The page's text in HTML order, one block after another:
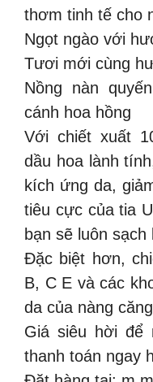
thơm tinh tế cho
Ngọt ngào với
Tươi mới cùng
Nồng nàn
cánh hoa hồng
Với chiết xuất
dầu hoa lành
kích ứng da,
tiêu cực của tia
bạn sẽ luôn
Đặc biệt hơn,
B, C E và các
da của nàng
Giá siêu hời để
thanh toán ngay